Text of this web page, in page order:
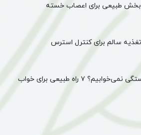
چرا با وجود خستگی نمی‌خوابیم؟ ۷ راه طبیعی برای خواب